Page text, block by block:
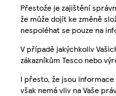
Přestože je zajištění
že může dojít ke změně
nespoléhat se pouze na
V případě jakýchkoliv
zákazníkům Tesco nebo
I přesto, že jsou
však nemá vliv na Vaše